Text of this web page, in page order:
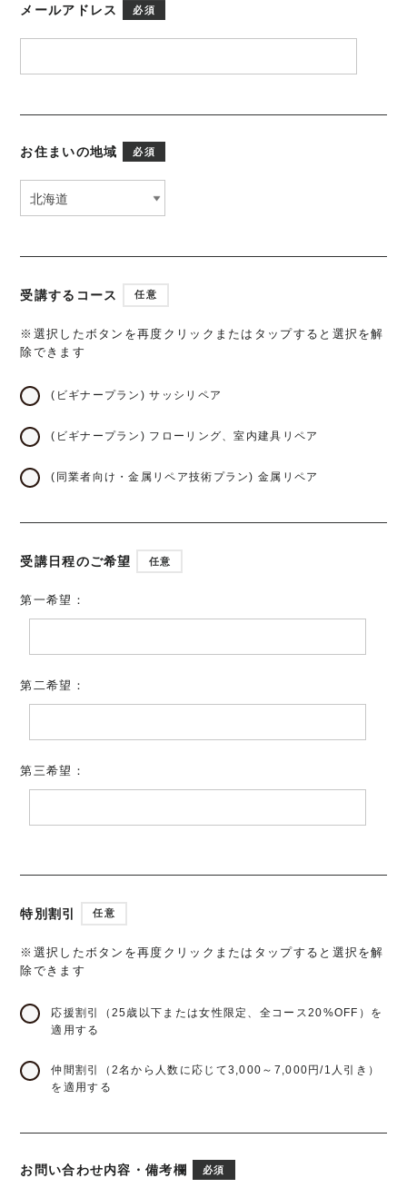
メールアドレス 必須
お住まいの地域 必須
受講するコース 任意
※選択したボタンを再度クリックまたはタップすると選択を解
除できます
(ビギナープラン) サッシリペア
(ビギナープラン) フローリング、室内建具リペア
(同業者向け・金属リペア技術プラン) 金属リペア
受講日程のご希望 任意
第一希望：
第二希望：
第三希望：
特別割引 任意
※選択したボタンを再度クリックまたはタップすると選択を解
除できます
応援割引（25歳以下または女性限定、全コース20%OFF）を
適用する
仲間割引（2名から人数に応じて3,000～7,000円/1人引き）
を適用する
お問い合わせ内容・備考欄 必須